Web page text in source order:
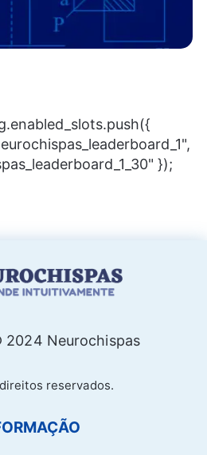
});
Neurochispas
reservados.